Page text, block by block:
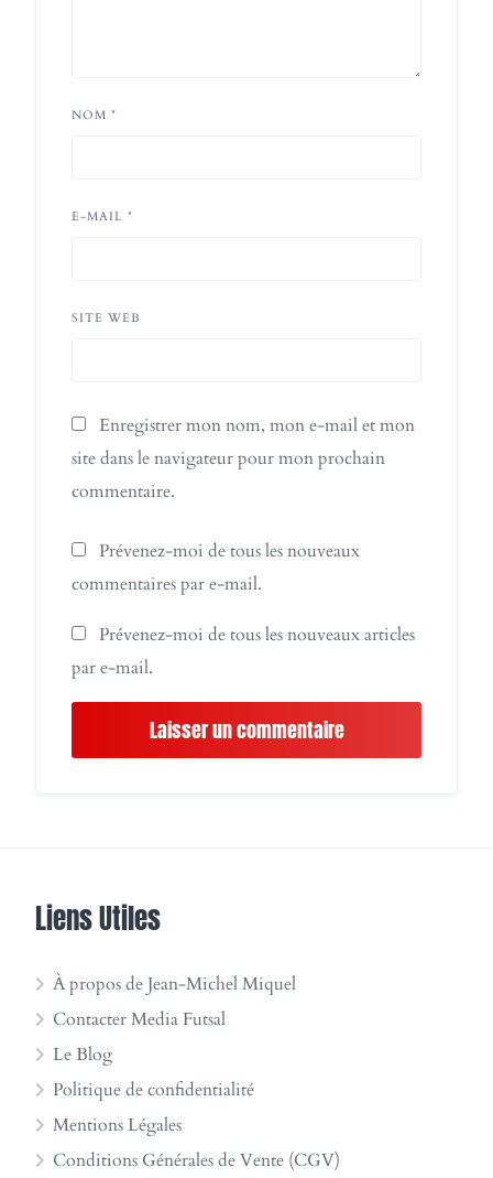
NOM *
E-MAIL *
SITE WEB
Enregistrer mon nom, mon e-mail et mon
site dans le navigateur pour mon prochain
commentaire.
Prévenez-moi de tous les nouveaux
commentaires par e-mail.
Prévenez-moi de tous les nouveaux articles
par e-mail.
Liens Utiles
À propos de Jean-Michel Miquel
Contacter Media Futsal
Le Blog
Politique de confidentialité
Mentions Légales
Conditions Générales de Vente (CGV)